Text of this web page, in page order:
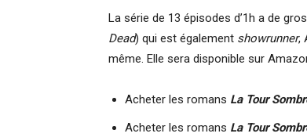
La série de 13 épisodes d’1h a de
Dead) qui est également showrunner,
même. Elle sera disponible sur
Acheter les romans La Tour
Acheter les romans La Tour